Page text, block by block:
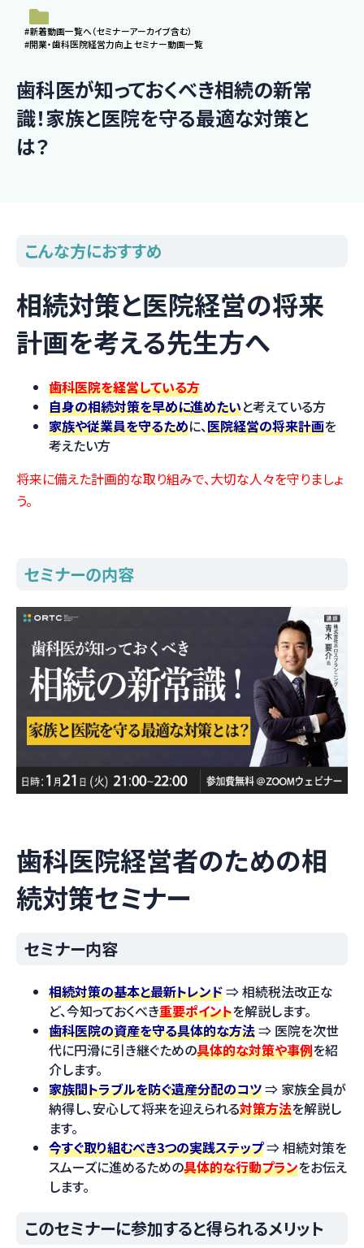
歯科医が知っておくべき相続の新常
識！家族と医院を守る最適な対策と
は？
#新着動画一覧へ（セミナーアーカイブ含む）
#開業・歯科医院経営力向上 セミナー動画一覧
こんな方におすすめ
相続対策と医院経営の将来
計画を考える先生方へ
歯科医院を経営している方
自身の相続対策を早めに進めたいと考えている方
家族や従業員を守るために、医院経営の将来計画を
考えたい方
将来に備えた計画的な取り組みで、大切な人々を守りましょ
う。
セミナーの内容
歯科医院経営者のための相
続対策セミナー
セミナー内容
相続対策の基本と最新トレンド⇒相続税法改正な
ど、今知っておくべき重要ポイントを解説します。
歯科医院の資産を守る具体的な方法⇒ 医院を次世
代に円滑に引き継ぐための具体的な対策や事例を紹
介します。
家族間トラブルを防ぐ遺産分配のコツ⇒ 家族全員が
納得し、安心して将来を迎えられる対策方法を解説し
ます。
今すぐ取り組むべき3つの実践ステップ⇒相続対策を
スムーズに進めるための具体的な行動プランをお伝え
します。
このセミナーに参加すると得られるメリット